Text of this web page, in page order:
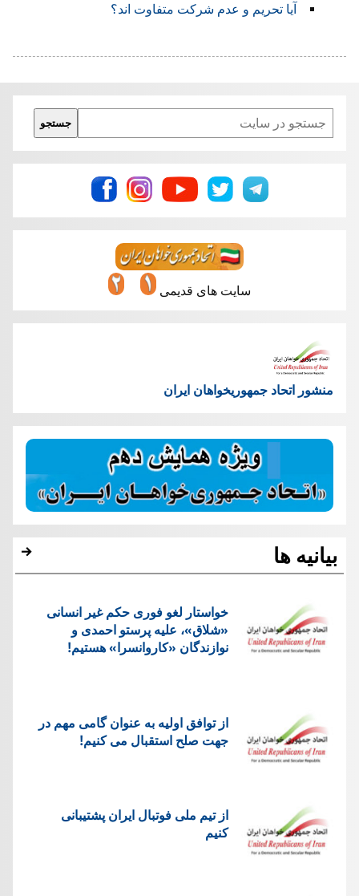
آیا تحریم و عدم شرکت متفاوت اند؟
Search
جستجو
سایت های قدیمی
منشور اتحاد جمهوریخواهان ایران
بیانیه ها
خواستار لغو فوری حکم غیر انسانی
«شلاق»، علیه پرستو احمدی و
نوازندگان «کاروانسرا» هستیم!
از توافق اولیه به عنوان گامی مهم در
جهت صلح استقبال می کنیم!
از تیم ملی فوتبال ایران پشتیبانی
کنیم